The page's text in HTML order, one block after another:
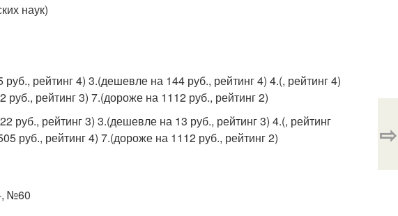
наук)
рейтинг 4) 3.(дешевле на 144 руб., рейтинг 4) 4.(, рейтинг 4)
рейтинг 3) 7.(дороже на 1112 руб., рейтинг 2)
руб., рейтинг 3) 3.(дешевле на 13 руб., рейтинг 3) 4.(, рейтинг
руб., рейтинг 4) 7.(дороже на 1112 руб., рейтинг 2)
, №60
⇨